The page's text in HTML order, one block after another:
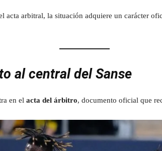
acta arbitral, la situación adquiere un carácter
al central del Sanse
en el acta del árbitro, documento oficial que